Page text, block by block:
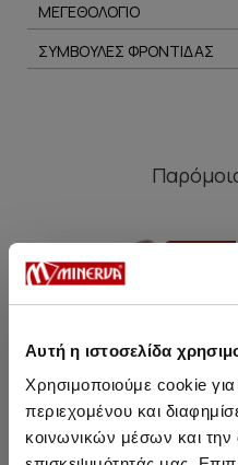
Αυτή η ιστοσελίδα
Χρησιμοποιούμε cookie
περιεχομένου και
κοινωνικών μέσων και
ΜΕΓΕΘΟΛΟΓΙΟ
ΣΥΜΒΟΥΛΕΣ ΦΡΟΝΤΙΔΑΣ
HOT OFFER